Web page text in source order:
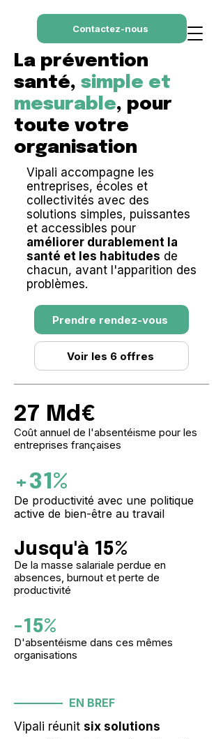
Contactez-nous
La prévention
santé, simple et
mesurable, pour
toute votre
organisation
Vipali accompagne les
entreprises, écoles et
collectivités avec des
solutions simples, puissantes
et accessibles pour
améliorer durablement la
santé et les habitudes de
chacun, avant l'apparition des
problèmes.
Prendre rendez-vous
Voir les 6 offres
27 Md€
Coût annuel de l'absentéisme pour les
entreprises françaises
+31%
De productivité avec une politique
active de bien-être au travail
Jusqu'à 15%
De la masse salariale perdue en
absences, burnout et perte de
productivité
-15%
D'absentéisme dans ces mêmes
organisations
EN BREF
Vipali réunit six solutions